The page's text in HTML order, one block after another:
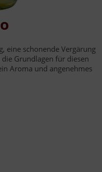
eine schonende Vergärung
Grundlagen für diesen
Aroma und angenehmes